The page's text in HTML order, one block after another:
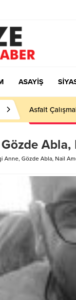
ASAYİŞ
Ortaöğretime
Anne, Gözde Abla, Nail